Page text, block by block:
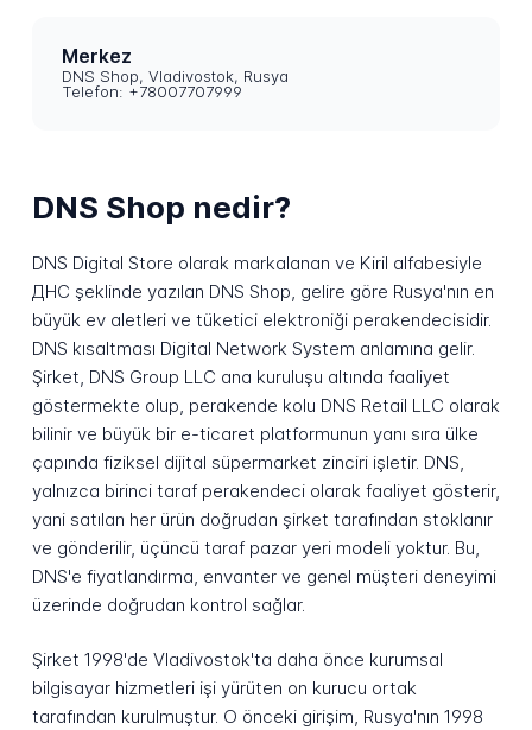
Merkez
DNS Shop, Vladivostok, Rusya
Telefon: +78007707999
DNS Shop nedir?
DNS Digital Store olarak markalanan ve Kiril alfabesiyle
ДНС şeklinde yazılan DNS Shop, gelire göre Rusya'nın en
büyük ev aletleri ve tüketici elektroniği perakendecisidir.
DNS kısaltması Digital Network System anlamına gelir.
Şirket, DNS Group LLC ana kuruluşu altında faaliyet
göstermekte olup, perakende kolu DNS Retail LLC olarak
bilinir ve büyük bir e-ticaret platformunun yanı sıra ülke
çapında fiziksel dijital süpermarket zinciri işletir. DNS,
yalnızca birinci taraf perakendeci olarak faaliyet gösterir,
yani satılan her ürün doğrudan şirket tarafından stoklanır
ve gönderilir, üçüncü taraf pazar yeri modeli yoktur. Bu,
DNS'e fiyatlandırma, envanter ve genel müşteri deneyimi
üzerinde doğrudan kontrol sağlar.
Şirket 1998'de Vladivostok'ta daha önce kurumsal
bilgisayar hizmetleri işi yürüten on kurucu ortak
tarafından kurulmuştur. O önceki girişim, Rusya'nın 1998